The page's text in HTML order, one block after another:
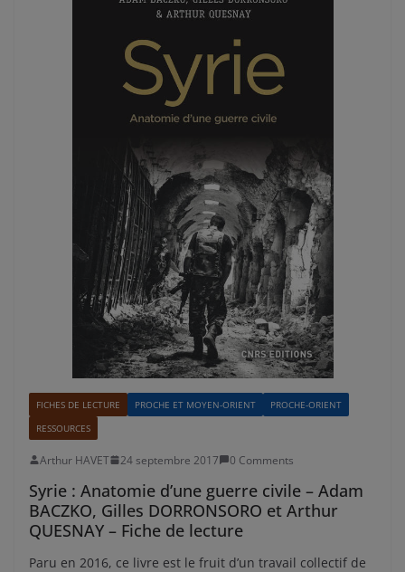
FICHES DE LECTURE PROCHE ET MOYEN-ORIENT
PROCHE-ORIENT
RESSOURCES
Arthur HAVET 24 septembre 2017 0 Comments
Syrie : Anatomie d’une guerre civile – Adam
BACZKO, Gilles DORRONSORO et Arthur
QUESNAY – Fiche de lecture
Paru en 2016, ce livre est le fruit d’un travail collectif de